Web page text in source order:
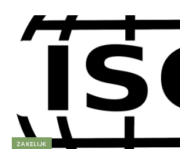
ZAKELIJK